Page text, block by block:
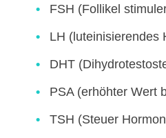
FSH (Follikel
LH (luteinisierendes
DHT
PSA (erhöhter Wert
TSH (Steuer